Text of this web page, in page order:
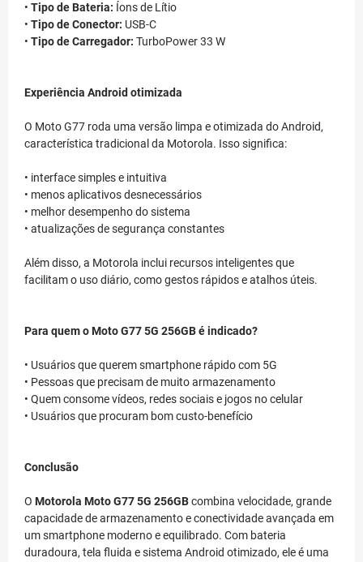
• Tipo de Bateria: Íons de Lítio
• Tipo de Conector: USB-C
• Tipo de Carregador: TurboPower 33 W
Experiência Android otimizada
O Moto G77 roda uma versão limpa e otimizada do Android,
característica tradicional da Motorola. Isso significa:
• interface simples e intuitiva
• menos aplicativos desnecessários
• melhor desempenho do sistema
• atualizações de segurança constantes
Além disso, a Motorola inclui recursos inteligentes que
facilitam o uso diário, como gestos rápidos e atalhos úteis.
Para quem o Moto G77 5G 256GB é indicado?
• Usuários que querem smartphone rápido com 5G
• Pessoas que precisam de muito armazenamento
• Quem consome vídeos, redes sociais e jogos no celular
• Usuários que procuram bom custo-benefício
Conclusão
O Motorola Moto G77 5G 256GBcombina velocidade, grande
capacidade de armazenamento e conectividade avançada em
um smartphone moderno e equilibrado. Com bateria
duradoura, tela fluida e sistema Android otimizado, ele é uma